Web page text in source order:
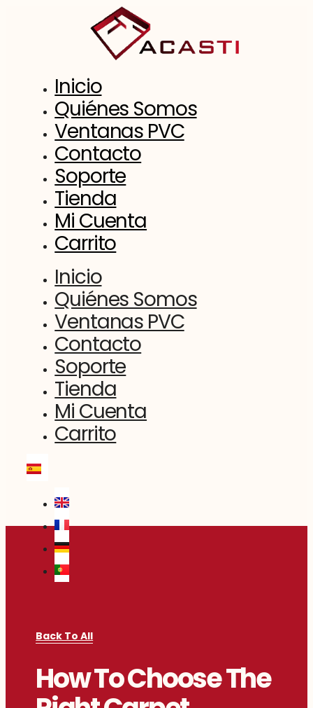
Inicio
Quiénes Somos
Ventanas PVC
Contacto
Soporte
Tienda
Mi Cuenta
Carrito
Inicio
Quiénes Somos
Ventanas PVC
Contacto
Soporte
Tienda
Mi Cuenta
Carrito
Back To All
How To Choose The